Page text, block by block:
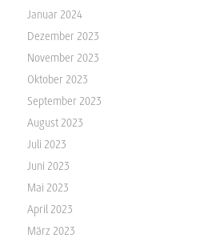
Januar 2024
Dezember 2023
November 2023
Oktober 2023
September 2023
August 2023
Juli 2023
Juni 2023
Mai 2023
April 2023
März 2023